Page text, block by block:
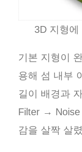
3D 지형에
기본 지형이
용해 섬 내부
길이 배경과
Filter → Noise
감을 살짝 살